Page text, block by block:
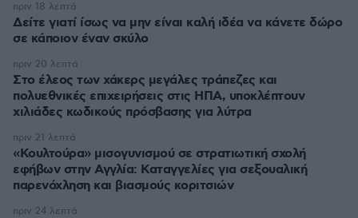
Δείτε γιατί ίσως να μην είναι καλή ιδέα να κάνετε δώρο
σε κάποιον έναν σκύλο
πριν 18 λεπτά
Στο έλεος των χάκερς μεγάλες τράπεζες και
πολυεθνικές επιχειρήσεις στις ΗΠΑ, υποκλέπτουν
χιλιάδες κωδικούς πρόσβασης για λύτρα
πριν 20 λεπτά
«Κουλτούρα» μισογυνισμού σε στρατιωτική σχολή
εφήβων στην Αγγλία: Καταγγελίες για σεξουαλική
παρενόχληση και βιασμούς κοριτσιών
πριν 21 λεπτά
πριν 24 λεπτά